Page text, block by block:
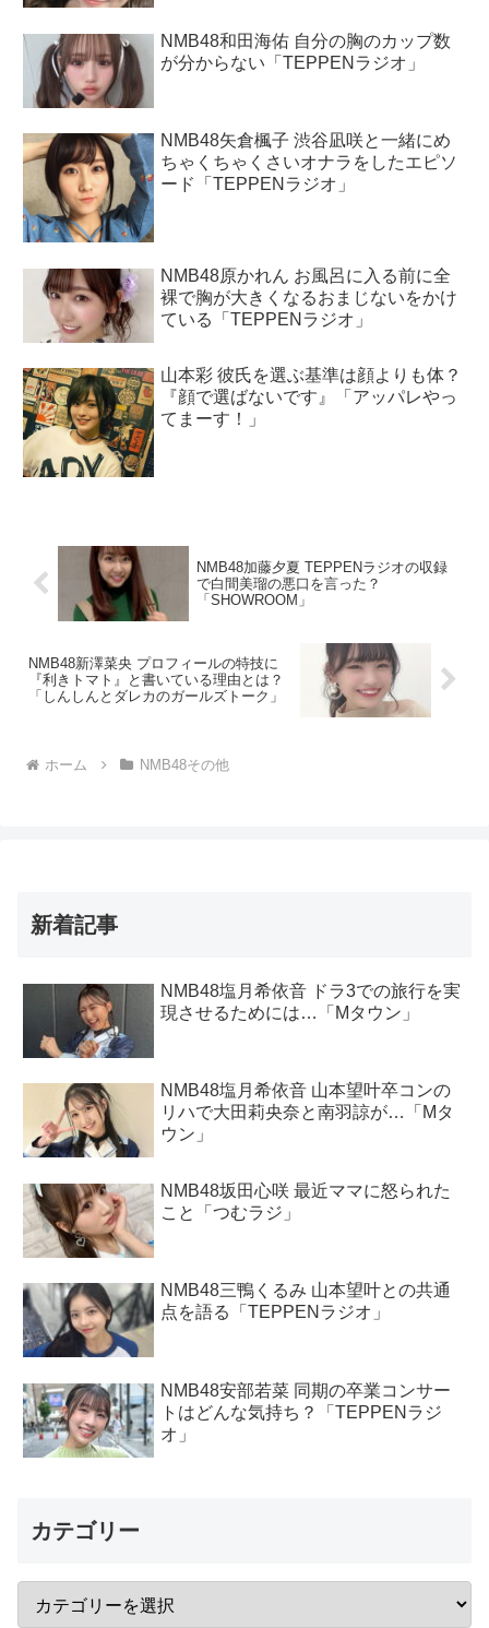
NMB48和田海佑 自分の胸のカップ数
が分からない「TEPPENラジオ」
NMB48矢倉楓子 渋谷凪咲と一緒にめ
ちゃくちゃくさいオナラをしたエピソ
ード「TEPPENラジオ」
NMB48原かれん お風呂に入る前に全
裸で胸が大きくなるおまじないをかけ
ている「TEPPENラジオ」
山本彩 彼氏を選ぶ基準は顔よりも体？
『顔で選ばないです』「アッパレやっ
てまーす！」
NMB48加藤夕夏 TEPPENラジオの収録
で白間美瑠の悪口を言った？
「SHOWROOM」
NMB48新澤菜央 プロフィールの特技に
『利きトマト』と書いている理由とは？
「しんしんとダレカのガールズトーク」
ホーム NMB48その他
新着記事
NMB48塩月希依音 ドラ3での旅行を実
現させるためには…「Mタウン」
NMB48塩月希依音 山本望叶卒コンの
リハで大田莉央奈と南羽諒が…「Mタ
ウン」
NMB48坂田心咲 最近ママに怒られた
こと「つむラジ」
NMB48三鴨くるみ 山本望叶との共通
点を語る「TEPPENラジオ」
NMB48安部若菜 同期の卒業コンサー
トはどんな気持ち？「TEPPENラジ
オ」
カテゴリー